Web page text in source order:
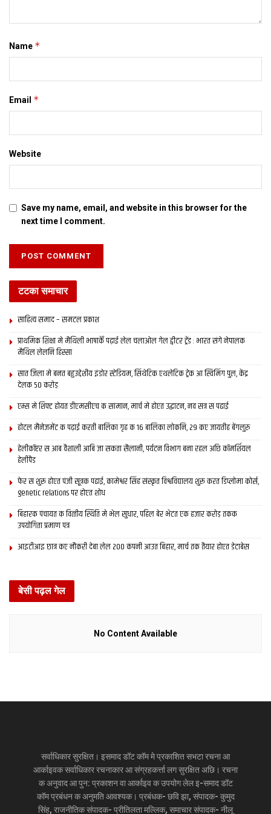
Name *
Email *
Website
Save my name, email, and website in this browser for the
next time I comment.
टटका समाचार
साहित्य समाद – समटल प्रकाश
प्राथमिक शि‍क्षा मे मैथि‍ली भाषाकेँ पढ़ाई लेल चलाओल गेल ट्वीटर ट्रेंड : भारत संगे नेपालक
मैथिल लेलनि हिस्सा
सात जिला मे बनत बहुउद्देशीय इंडोर स्‍टेडि‍यम, सिंथेटिक एथलेटिक ट्रेक आ स्विमिंग पुल, केंद्र
देलक 50 करोड़
एम्स मे शिफ्ट होयत डीएमसीएच क सामान, मार्च मे होएत उद्घाटन, नव सत्र स पढाई
होटल मैनेजमेंट क पढ़ाई करती बालिका गृह क 16 बालिका लोकनि, 29 कए जायतीह बेंगलुरु
हेलीकॉप्टर स आब वैशाली आबि जा सकता सैलानी, पर्यटन विभाग बना रहल अछि कॉमर्शियल
हेलीपैड
फेर स शुरू होएत पंजी सूत्रक पढाई, कामेश्वर सिंह संस्कृत विश्वविद्यालय शुरू करत डिप्लोमा कोर्स,
genetic relations पर होएत शोध
बिहारक पंचायत क वित्‍तीय स्थिति मे भेल सुधार, पहिल बेर भेटत एक हजार करोड़ तकक
उपयोगिता प्रमाण पत्र
आइटीआइ छात्र कए नौकरी देबा लेल 200 कंपनी आउत बिहार, मार्च तक तैयार होएत डेटाबेस
बेसी पढ़ल गेल
No Content Available
सर्वाधिकार सुरक्षित। इसमाद डॉट कॉम मे प्रकाशित सभटा रचना आ
आर्काइवक सर्वाधिकार रचनाकार आ संग्रहकर्त्ता लग सुरक्षित अछि। रचना
क अनुवाद आ पुन: प्रकाशन वा आर्काइव क उपयोग लेल इ-समाद डॉट
कॉम प्रबंधन क अनुमति आवश्यक। प्रबंधक- छवि झा, संपादक- कुमुद
सिंह, राजनीतिक संपादक- प्रीतिलता मल्लिक, समाचार संपादक- नीलू